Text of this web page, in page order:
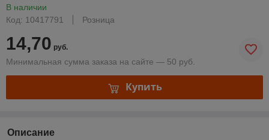
В наличии
Код: 10417791
Розница
14,70 руб.
Минимальная сумма заказа на сайте — 50 руб.
Купить
Описание